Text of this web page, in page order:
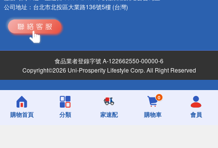
公司地址： 台北市北投區大業路136號5樓 (台灣)
食品業者登錄字號 A-122662550-00000-6
Copyright©2026 Uni-Prosperity Lifestyle Corp. All Right Reserved
購物首頁 分類 家速配
0
購物車 會員